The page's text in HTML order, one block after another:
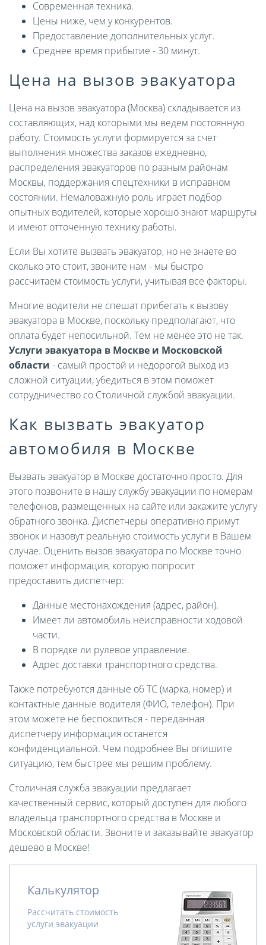
Современная техника.
Цены ниже, чем у конкурентов.
Предоставление дополнительных услуг.
Среднее время прибытие - 30 минут.
Цена на вызов эвакуатора
Цена на вызов эвакуатора (Москва) складывается из
составляющих, над которыми мы ведем постоянную
работу. Стоимость услуги формируется за счет
выполнения множества заказов ежедневно,
распределения эвакуаторов по разным районам
Москвы, поддержания спецтехники в исправном
состоянии. Немаловажную роль играет подбор
опытных водителей, которые хорошо знают маршруты
и имеют отточенную технику работы.
Если Вы хотите вызвать эвакуатор, но не знаете во
сколько это стоит, звоните нам - мы быстро
рассчитаем стоимость услуги, учитывая все факторы.
Многие водители не спешат прибегать к вызову
эвакуатора в Москве, поскольку предполагают, что
оплата будет непосильной. Тем не менее это не так.
Услуги эвакуатора в Москве и Московской
области - самый простой и недорогой выход из
сложной ситуации, убедиться в этом поможет
сотрудничество со Столичной службой эвакуации.
Как вызвать эвакуатор
автомобиля в Москве
Вызвать эвакуатор в Москве достаточно просто. Для
этого позвоните в нашу службу эвакуации по номерам
телефонов, размещенных на сайте или закажите услугу
обратного звонка. Диспетчеры оперативно примут
звонок и назовут реальную стоимость услуги в Вашем
случае. Оценить вызов эвакуатора по Москве точно
поможет информация, которую попросит
предоставить диспетчер:
Данные местонахождения (адрес, район).
Имеет ли автомобиль неисправности ходовой
части.
В порядке ли рулевое управление.
Адрес доставки транспортного средства.
Также потребуются данные об ТС (марка, номер) и
контактные данные водителя (ФИО, телефон). При
этом можете не беспокоиться - переданная
диспетчеру информация останется
конфиденциальной. Чем подробнее Вы опишите
ситуацию, тем быстрее мы решим проблему.
Столичная служба эвакуации предлагает
качественный сервис, который доступен для любого
владельца транспортного средства в Москве и
Московской области. Звоните и заказывайте эвакуатор
дешево в Москве!
Калькулятор
Рассчитать стоимость
услуги эвакуации